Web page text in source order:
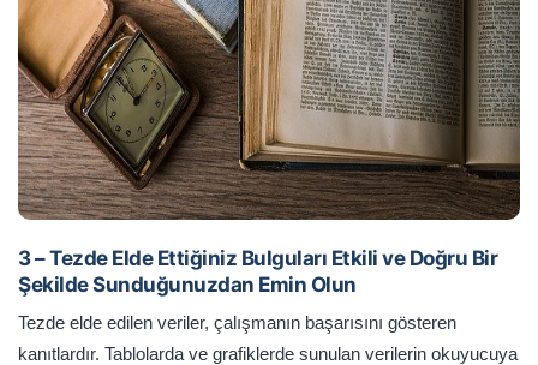
3 – Tezde Elde Ettiğiniz Bulguları Etkili ve Doğru Bir
Şekilde Sunduğunuzdan Emin Olun
Tezde elde edilen veriler, çalışmanın başarısını gösteren
kanıtlardır. Tablolarda ve grafiklerde sunulan verilerin okuyucuya